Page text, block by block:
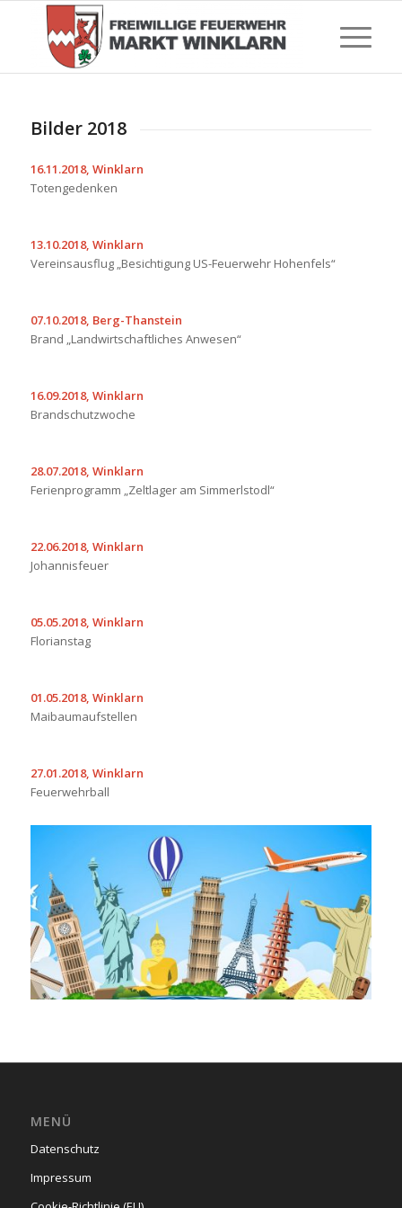
Bilder 2018
16.11.2018, Winklarn
Totengedenken
13.10.2018, Winklarn
Vereinsausflug „Besichtigung US-Feuerwehr Hohenfels“
07.10.2018, Berg-Thanstein
Brand „Landwirtschaftliches Anwesen“
16.09.2018, Winklarn
Brandschutzwoche
28.07.2018, Winklarn
Ferienprogramm „Zeltlager am Simmerlstodl“
22.06.2018, Winklarn
Johannisfeuer
05.05.2018, Winklarn
Florianstag
01.05.2018, Winklarn
Maibaumaufstellen
27.01.2018, Winklarn
Feuerwehrball
MENÜ
Datenschutz
Impressum